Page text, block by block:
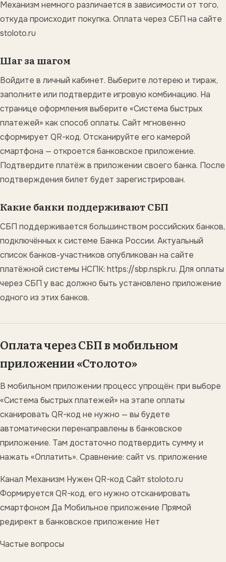
Механизм немного различается в зависимости от того,
откуда происходит покупка. Оплата через СБП на сайте
stoloto.ru
Шаг за шагом
Войдите в личный кабинет. Выберите лотерею и тираж,
заполните или подтвердите игровую комбинацию. На
странице оформления выберите «Система быстрых
платежей» как способ оплаты. Сайт мгновенно
сформирует QR-код. Отсканируйте его камерой
смартфона — откроется банковское приложение.
Подтвердите платёж в приложении своего банка. После
подтверждения билет будет зарегистрирован.
Какие банки поддерживают СБП
СБП поддерживается большинством российских банков,
подключённых к системе Банка России. Актуальный
список банков-участников опубликован на сайте
платёжной системы НСПК: https://sbp.nspk.ru. Для оплаты
через СБП у вас должно быть установлено приложение
одного из этих банков.
Оплата через СБП в мобильном
приложении «Столото»
В мобильном приложении процесс упрощён: при выборе
«Система быстрых платежей» на этапе оплаты
сканировать QR-код не нужно — вы будете
автоматически перенаправлены в банковское
приложение. Там достаточно подтвердить сумму и
нажать «Оплатить». Сравнение: сайт vs. приложение
Канал Механизм Нужен QR-код Сайт stoloto.ru
Формируется QR-код, его нужно отсканировать
смартфоном Да Мобильное приложение Прямой
редирект в банковское приложение Нет
Частые вопросы